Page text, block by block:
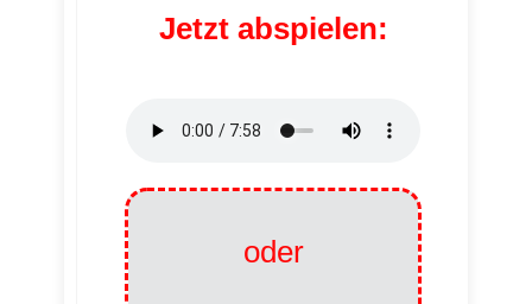
Jetzt abspielen:
oder